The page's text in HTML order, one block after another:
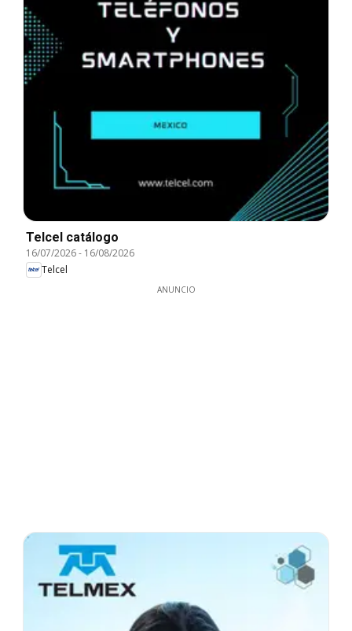
Telcel catálogo
16/07/2026- 16/08/2026
Telcel
ANUNCIO